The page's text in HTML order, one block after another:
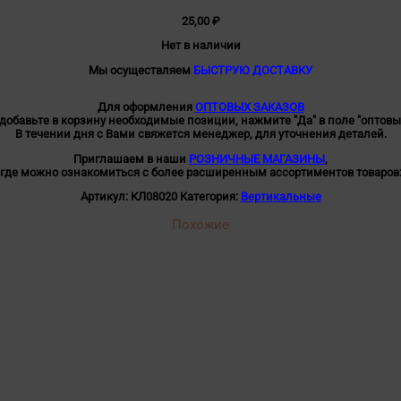
25,00 ₽
Нет в наличии
Мы осуществляем БЫСТРУЮ ДОСТАВКУ
Для оформления ОПТОВЫХ ЗАКАЗОВ
в корзину необходимые позиции, нажмите "Да" в поле
В течении дня с Вами свяжется менеджер, для уточнения деталей.
Приглашаем в наши РОЗНИЧНЫЕ МАГАЗИНЫ,
где можно ознакомиться с более расширенным ассортиментов товаров:
Артикул: КЛ08020 Категория: Вертикальные
Похожие